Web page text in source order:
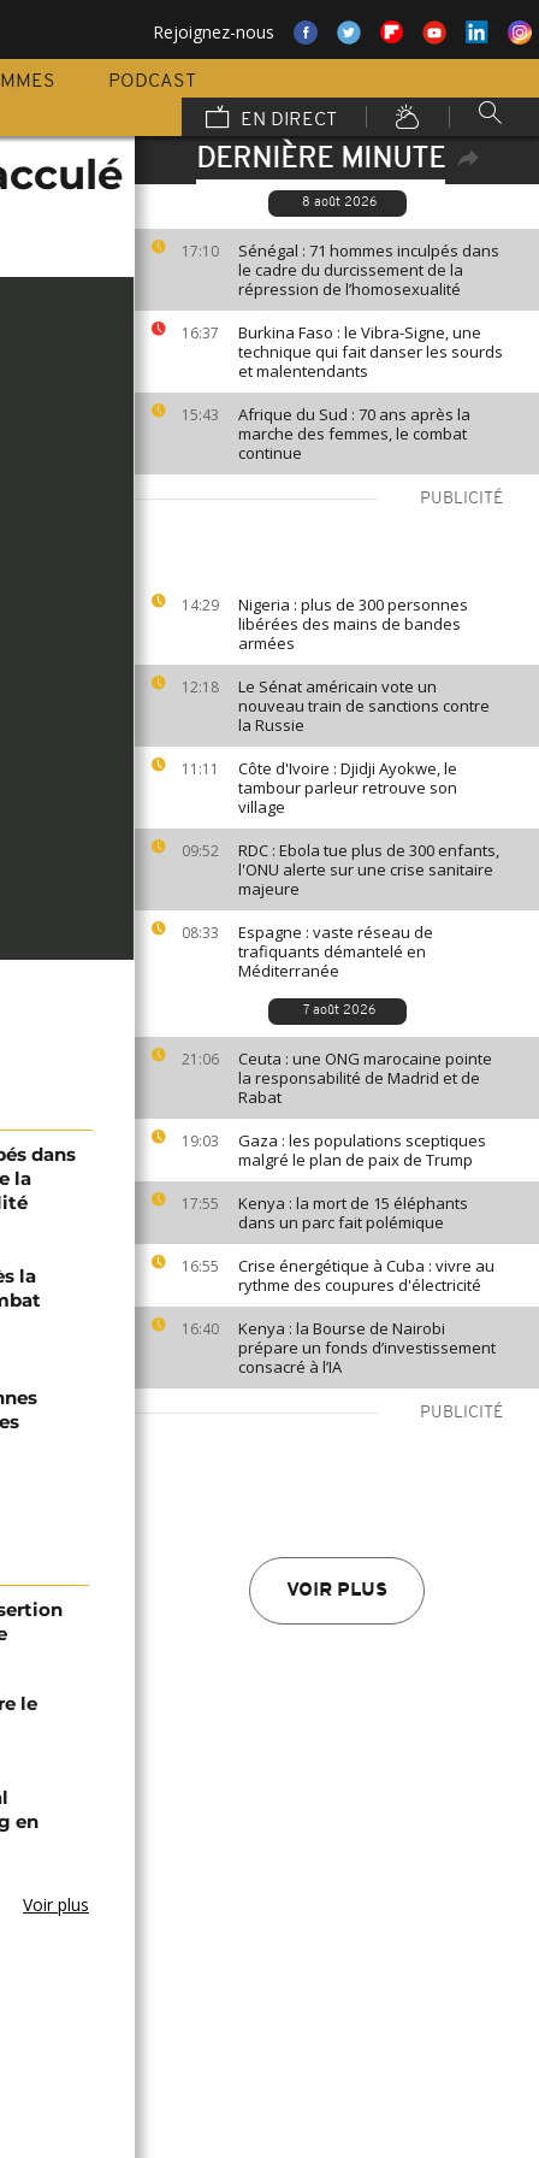
Rejoignez-nous
PODCAST
EN DIRECT
DERNIÈRE MINUTE
8 août 2026
17:10
Sénégal : 71 hommes inculpés dans
le cadre du durcissement de la
répression de l’homosexualité
16:37
Burkina Faso : le Vibra-Signe, une
technique qui fait danser les sourds
et malentendants
15:43
Afrique du Sud : 70 ans après la
marche des femmes, le combat
continue
PUBLICITÉ
14:29
Nigeria : plus de 300 personnes
libérées des mains de bandes
armées
12:18
Le Sénat américain vote un
nouveau train de sanctions contre
la Russie
11:11
Côte d'Ivoire : Djidji Ayokwe, le
tambour parleur retrouve son
village
09:52
RDC : Ebola tue plus de 300 enfants,
l'ONU alerte sur une crise sanitaire
majeure
08:33
Espagne : vaste réseau de
trafiquants démantelé en
Méditerranée
7 août 2026
21:06
Ceuta : une ONG marocaine pointe
la responsabilité de Madrid et de
Rabat
19:03
Gaza : les populations sceptiques
malgré le plan de paix de Trump
17:55
Kenya : la mort de 15 éléphants
dans un parc fait polémique
16:55
Crise énergétique à Cuba : vivre au
rythme des coupures d'électricité
16:40
Kenya : la Bourse de Nairobi
prépare un fonds d’investissement
consacré à l’IA
PUBLICITÉ
VOIR PLUS
dans
la
la
le
en
Voir plus